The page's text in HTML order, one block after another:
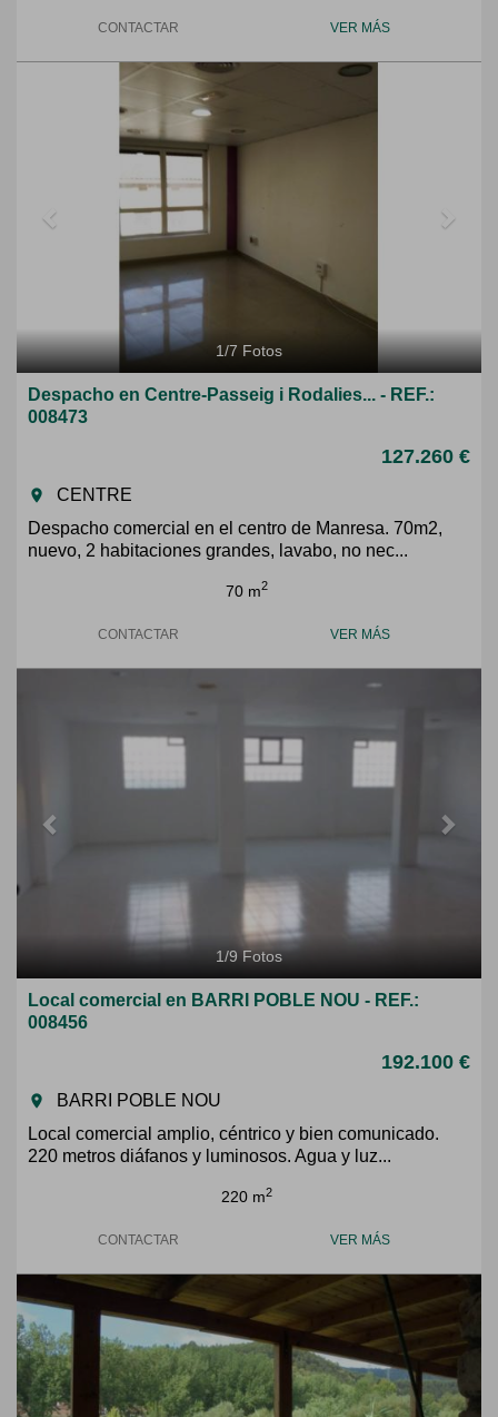
CONTACTAR VER MÁS
Previous
1/7 Fotos
Despacho en Centre-Passeig i Rodalies... - REF.:
008473
127.260 €
room
CENTRE
Despacho comercial en el centro de Manresa. 70m2,
nuevo, 2 habitaciones grandes, lavabo, no nec...
70 m2
CONTACTAR VER MÁS
1/9Fotos
Local comercial en BARRI POBLE NOU - REF.:
008456
192.100 €
room
BARRI POBLE NOU
Local comercial amplio, céntrico y bien comunicado.
220 metros diáfanos y luminosos. Agua y luz...
220 m2
CONTACTAR VER MÁS
Previous